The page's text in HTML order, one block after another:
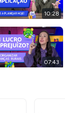
10:28
07:43